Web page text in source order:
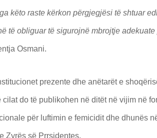
këto raste kërkon përgjegjësi të shtuar
të obliguar të sigurojnë mbrojtje adekuate
Osmani.
prezente dhe anëtarët e
cilat do të publikohen në ditët në vijim në
për luftimin e femicidit dhe dhunës
Zyrës së Prrsidentes.